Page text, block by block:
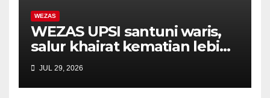
WEZAS
WEZAS UPSI santuni waris,
salur khairat kematian lebih
RM11,000 kepada keluarga
arwah Norhayati
JUL 29, 2026